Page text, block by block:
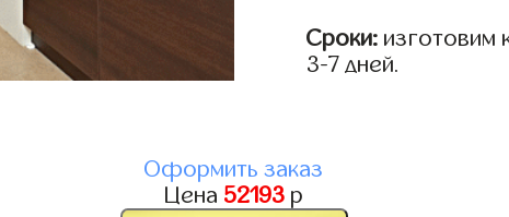
Сроки: изготовим
3-7 дней.
Оформить заказ
Цена 52193 р